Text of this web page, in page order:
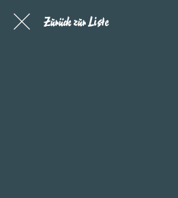
Zurück zur Liste